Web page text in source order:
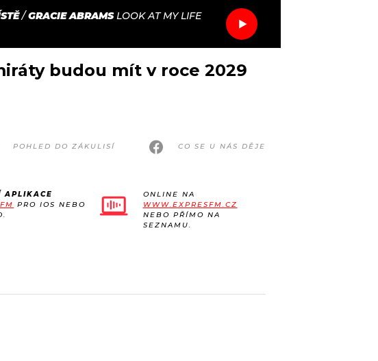
/GRACIE ABRAMS LOOK AT MY LIFE
budou mít v roce 2029
POHLED DO ZÁKULISÍ CO SE U NÁS DĚJE
APLIKACE
PRO IOS NEBO
ONLINE NA
WWW.EXPRESFM.CZ
NEBO PŘÍMO NA
SEZNAMU.